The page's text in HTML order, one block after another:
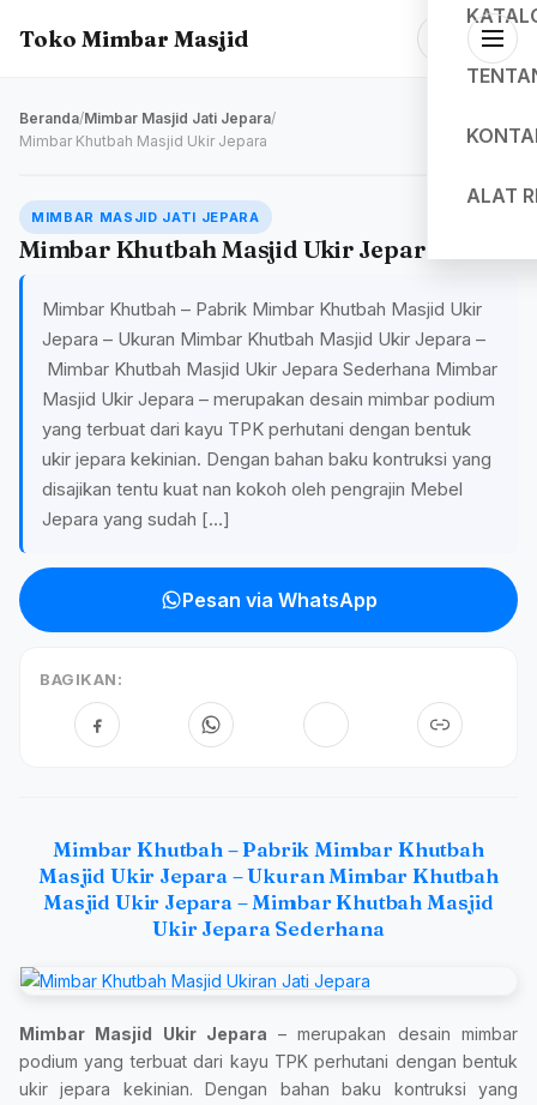
Toko Mimbar Masjid
ALAT
Beranda/Mimbar Masjid Jati Jepara/
Mimbar Khutbah Masjid Ukir Jepara
MIMBAR MASJID JATI JEPARA
Mimbar Khutbah Masjid Ukir Jepara
Mimbar Khutbah – Pabrik Mimbar Khutbah Masjid Ukir
Jepara – Ukuran Mimbar Khutbah Masjid Ukir Jepara –
Mimbar Khutbah Masjid Ukir Jepara Sederhana Mimbar
Masjid Ukir Jepara – merupakan desain mimbar podium
yang terbuat dari kayu TPK perhutani dengan bentuk
ukir jepara kekinian. Dengan bahan baku kontruksi yang
disajikan tentu kuat nan kokoh oleh pengrajin Mebel
Jepara yang sudah […]
Pesan via WhatsApp
BAGIKAN:
Mimbar Khutbah – Pabrik Mimbar Khutbah
Masjid Ukir Jepara – Ukuran Mimbar Khutbah
Masjid Ukir Jepara – Mimbar Khutbah Masjid
Ukir Jepara Sederhana
Mimbar Masjid Ukir Jepara – merupakan desain mimbar
podium yang terbuat dari kayu TPK perhutani dengan bentuk
ukir jepara kekinian. Dengan bahan baku kontruksi yang